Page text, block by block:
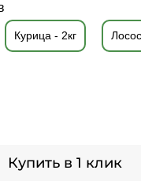
Курица - 2кг
Купить в 1 клик